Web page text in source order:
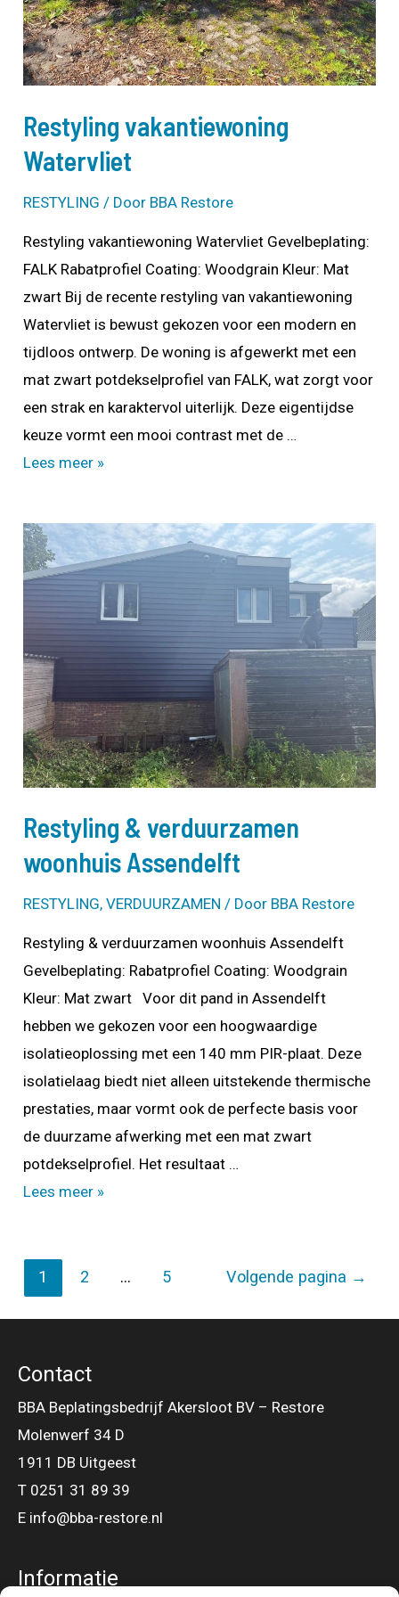
Restyling vakantiewoning
Watervliet
RESTYLING / Door BBA Restore
Restyling vakantiewoning Watervliet Gevelbeplating:
FALK Rabatprofiel Coating: Woodgrain Kleur: Mat
zwart Bij de recente restyling van vakantiewoning
Watervliet is bewust gekozen voor een modern en
tijdloos ontwerp. De woning is afgewerkt met een
mat zwart potdekselprofiel van FALK, wat zorgt voor
een strak en karaktervol uiterlijk. Deze eigentijdse
keuze vormt een mooi contrast met de …
Restyling
Lees meer »
Restyling & verduurzamen
woonhuis Assendelft
RESTYLING,VERDUURZAMEN / Door BBA Restore
Restyling & verduurzamen woonhuis Assendelft
Gevelbeplating: Rabatprofiel Coating: Woodgrain
Kleur: Mat zwart Voor dit pand in Assendelft
hebben we gekozen voor een hoogwaardige
isolatieoplossing met een 140 mm PIR-plaat. Deze
isolatielaag biedt niet alleen uitstekende thermische
prestaties, maar vormt ook de perfecte basis voor
de duurzame afwerking met een mat zwart
potdekselprofiel. Het resultaat …
Restyling
woonhuis
Assendelft
Lees meer »
Berichten
paginering
1 2 … 5 Volgende pagina →
Contact
BBA Beplatingsbedrijf Akersloot BV – Restore
Molenwerf 34 D
1911 DB Uitgeest
T 0251 31 89 39
E info@bba-restore.nl
Informatie